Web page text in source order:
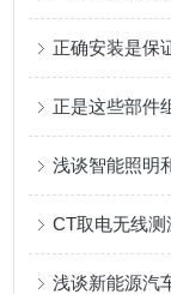
正确安装是保
浅谈智能照明
CT取电无线
浅谈新能源汽